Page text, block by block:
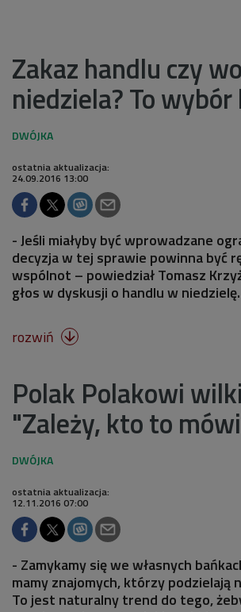
Zakaz handlu czy
niedziela? To
ostatnia aktualizacja:
24.09.2016 13:00
- Jeśli miałyby być wprowadzane
decyzja w tej sprawie powinna być
wspólnot – powiedział Tomasz
głos w dyskusji o handlu w niedzielę.
rozwiń 
Polak Polakowi
"Zależy, kto to
ostatnia aktualizacja:
12.11.2016 07:00
- Zamykamy się we własnych
mamy znajomych, którzy podzielają
To jest naturalny trend do tego,